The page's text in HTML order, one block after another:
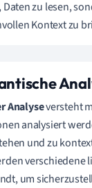
zu lesen,
Kontext zu
Analyseversteht
analysiert
und zu
verschiedene
um